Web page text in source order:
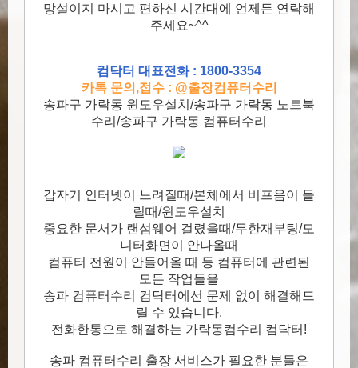
망설이지 마시고 편하신 시간대에 언제든 연락해
주세요~^^
컴닥터 대표전화 : 1800-3354
카톡 문의,접수 : @출장컴퓨터수리
송파구 가락동 윈도우설치/송파구 가락동 노트북
수리/송파구 가락동 컴퓨터수리
갑자기 인터넷이 느려질때/본체에서 비프음이 들
릴때/윈도우설치
중요한 문서가 랜섬웨어 걸렸을때/무한재부팅/모
니터화면이 안나올때
컴퓨터 전원이 안들어올 때 등 컴퓨터에 관련된
모든 작업들을
송파 컴퓨터수리 컴닥터에선 문제 없이 해결해드
릴 수 있습니다.
전화한통으로 해결하는 가락동컴수리 컴닥터!
송파 컴퓨터수리 출장 서비스가 필요한 분들은